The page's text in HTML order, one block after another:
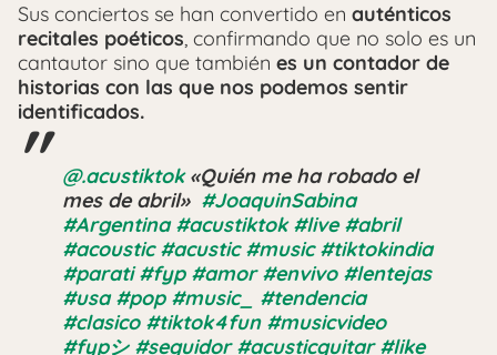
Sus conciertos se han convertido en auténticos
recitales poéticos, confirmando que no solo es un
cantautor sino que también es un contador de
historias con las que nos podemos sentir
identificados.
@.acustiktok«Quién me ha robado el
mes de abril» ️ #JoaquinSabina
#Argentina #acustiktok #live #abril
#acoustic #acustic #music #tiktokindia
#parati #fyp #amor #envivo #lentejas
#usa #pop #music_
#tendencia
#clasico #tiktok4fun #musicvideo
#fypシ #seguidor #acusticguitar #like